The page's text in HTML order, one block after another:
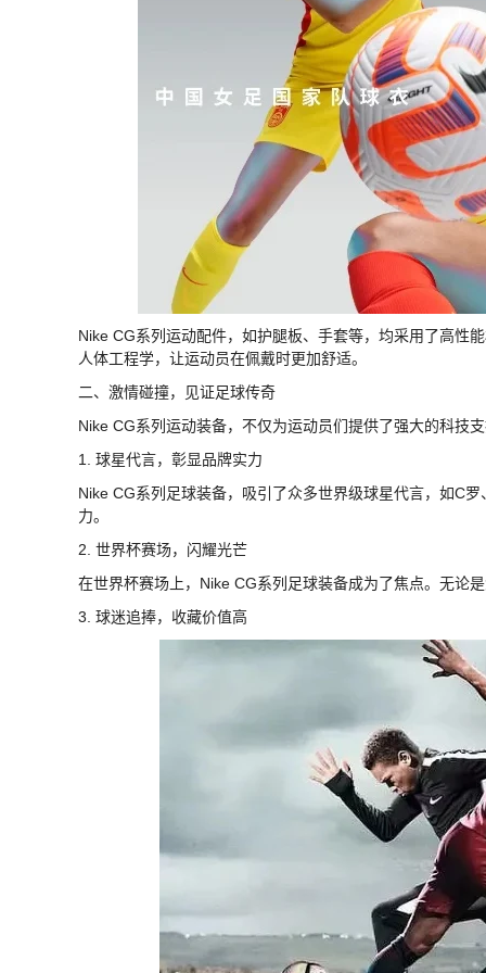
Nike CG系列运动配件，如护腿板、手套等，均采用了高性
人体工程学，让运动员在佩戴时更加舒适。
二、激情碰撞，见证足球传奇
Nike CG系列运动装备，不仅为运动员们提供了强大的科技
1. 球星代言，彰显品牌实力
Nike CG系列足球装备，吸引了众多世界级球星代言，如C
力。
2. 世界杯赛场，闪耀光芒
在世界杯赛场上，Nike CG系列足球装备成为了焦点。无论
3. 球迷追捧，收藏价值高